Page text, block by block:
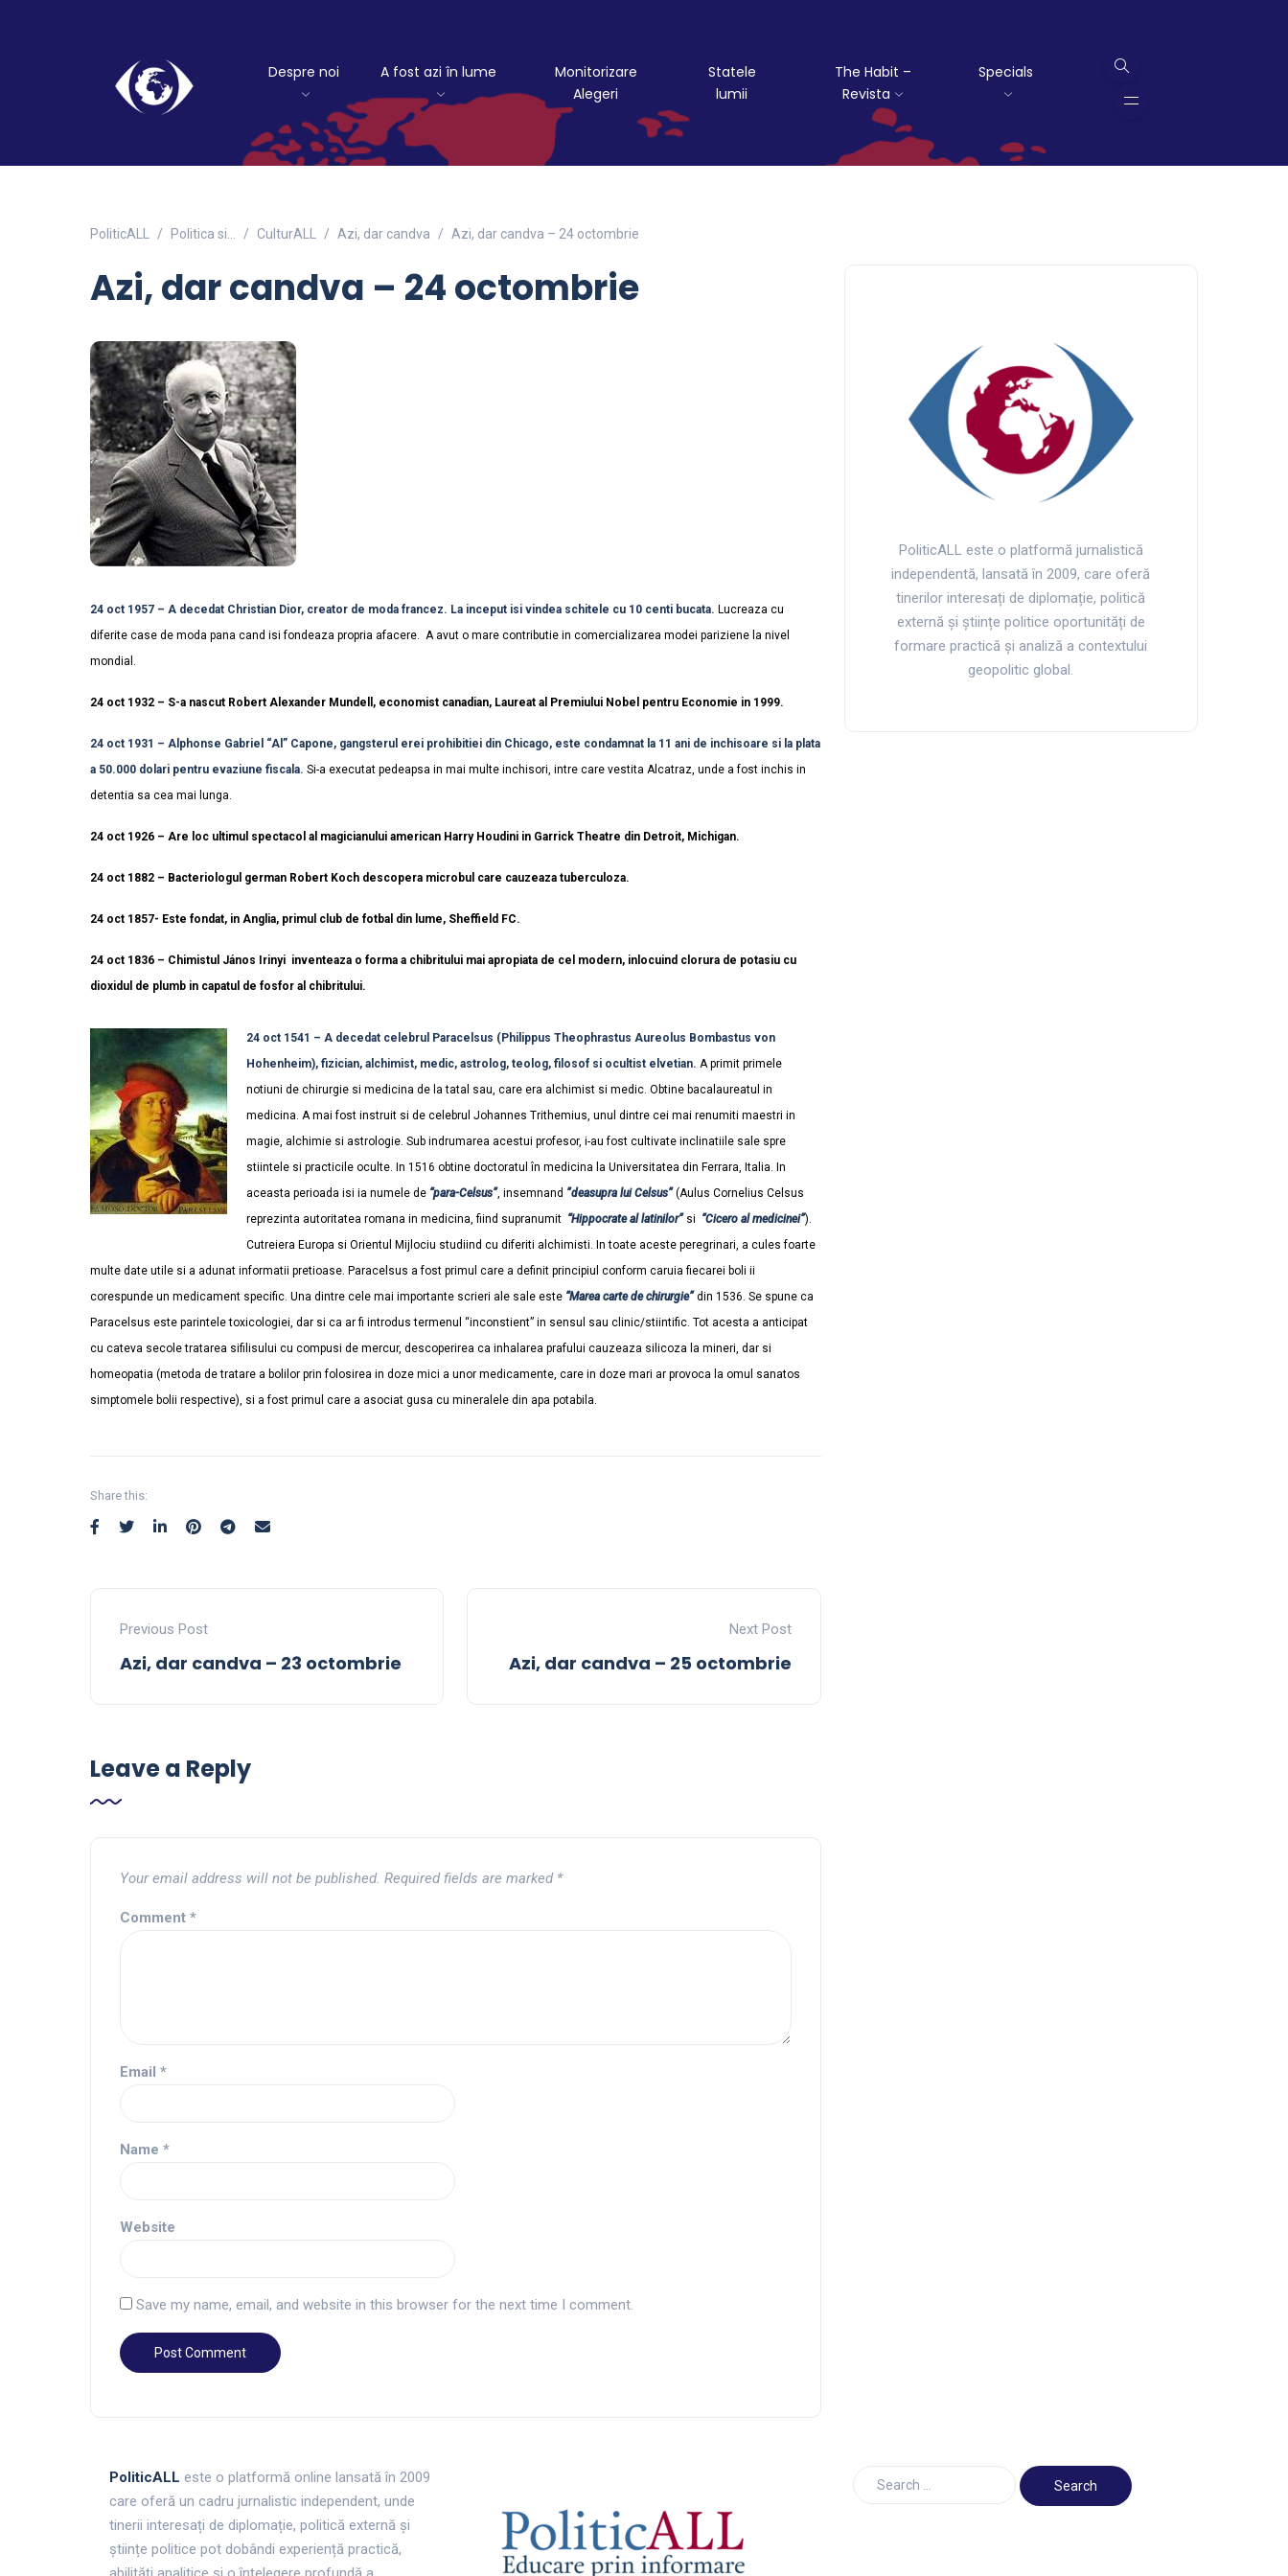
Despre noi A fost azi în lume
Monitorizare
Alegeri
Statele
lumii
The Habit –
Revista
Specials
PoliticALL Politica si… CulturALL Azi, dar candva Azi, dar candva – 24 octombrie
Azi, dar candva – 24 octombrie
24 oct 1957 – A decedat Christian Dior, creator de moda francez. La inceput isi vindea schitele cu 10 centi bucata. Lucreaza cu
diferite case de moda pana cand isi fondeaza propria afacere. A avut o mare contributie in comercializarea modei pariziene la nivel
mondial.
24 oct 1932 – S-a nascut Robert Alexander Mundell, economist canadian, Laureat al Premiului Nobel pentru Economie in 1999.
24 oct 1931 – Alphonse Gabriel “Al” Capone, gangsterul erei prohibitiei din Chicago, este condamnat la 11 ani de inchisoare si la plata
a 50.000 dolari pentru evaziune fiscala. Si-a executat pedeapsa in mai multe inchisori, intre care vestita Alcatraz, unde a fost inchis in
detentia sa cea mai lunga.
24 oct 1926 – Are loc ultimul spectacol al magicianului american Harry Houdini in Garrick Theatre din Detroit, Michigan.
24 oct 1882 – Bacteriologul german Robert Koch descopera microbul care cauzeaza tuberculoza.
24 oct 1857- Este fondat, in Anglia, primul club de fotbal din lume, Sheffield FC.
24 oct 1836 – Chimistul János Irinyi inventeaza o forma a chibritului mai apropiata de cel modern, inlocuind clorura de potasiu cu
dioxidul de plumb in capatul de fosfor al chibritului.
24 oct 1541 – A decedat celebrul Paracelsus (Philippus Theophrastus Aureolus Bombastus von
Hohenheim), fizician, alchimist, medic, astrolog, teolog, filosof si ocultist elvetian. A primit primele
notiuni de chirurgie si medicina de la tatal sau, care era alchimist si medic. Obtine bacalaureatul in
medicina. A mai fost instruit si de celebrul Johannes Trithemius, unul dintre cei mai renumiti maestri in
magie, alchimie si astrologie. Sub indrumarea acestui profesor, i-au fost cultivate inclinatiile sale spre
stiintele si practicile oculte. In 1516 obtine doctoratul în medicina la Universitatea din Ferrara, Italia. In
aceasta perioada isi ia numele de “para-Celsus”, insemnand ”deasupra lui Celsus” (Aulus Cornelius Celsus
reprezinta autoritatea romana in medicina, fiind supranumit “Hippocrate al latinilor” si “Cicero al medicinei”).
Cutreiera Europa si Orientul Mijlociu studiind cu diferiti alchimisti. In toate aceste peregrinari, a cules foarte
multe date utile si a adunat informatii pretioase. Paracelsus a fost primul care a definit principiul conform caruia fiecarei boli ii
corespunde un medicament specific. Una dintre cele mai importante scrieri ale sale este “Marea carte de chirurgie” din 1536. Se spune ca
Paracelsus este parintele toxicologiei, dar si ca ar fi introdus termenul “inconstient” in sensul sau clinic/stiintific. Tot acesta a anticipat
cu cateva secole tratarea sifilisului cu compusi de mercur, descoperirea ca inhalarea prafului cauzeaza silicoza la mineri, dar si
homeopatia (metoda de tratare a bolilor prin folosirea in doze mici a unor medicamente, care in doze mari ar provoca la omul sanatos
simptomele bolii respective), si a fost primul care a asociat gusa cu mineralele din apa potabila.
Share this:
Previous Post
Azi, dar candva – 23 octombrie
Next Post
Azi, dar candva – 25 octombrie
Leave a Reply
Your email address will not be published. Required fields are marked *
Comment *
Email *
Name *
Website
Save my name, email, and website in this browser for the next time I comment.
PoliticALL este o platformă jurnalistică
independentă, lansată în 2009, care oferă
tinerilor interesați de diplomație, politică
externă și științe politice oportunități de
formare practică și analiză a contextului
geopolitic global.
PoliticALL este o platformă online lansată în 2009
care oferă un cadru jurnalistic independent, unde
tinerii interesați de diplomație, politică externă și
științe politice pot dobândi experiență practică,